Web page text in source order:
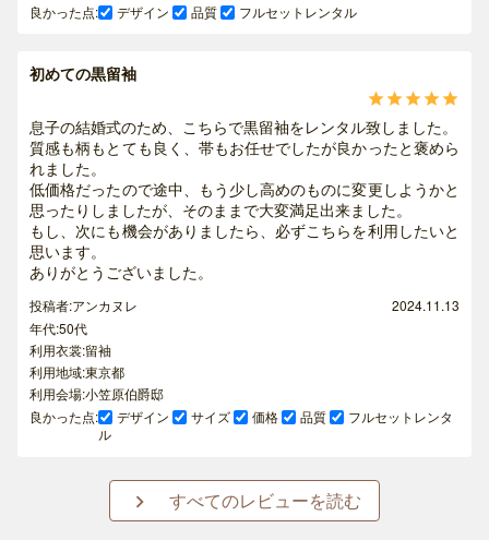
良かった点:
デザイン 品質 フルセットレンタル
初めての黒留袖

息子の結婚式のため、こちらで黒留袖をレンタル致しました。
質感も柄もとても良く、帯もお任せでしたが良かったと褒めら
れました。
低価格だったので途中、もう少し高めのものに変更しようかと
思ったりしましたが、そのままで大変満足出来ました。
もし、次にも機会がありましたら、必ずこちらを利用したいと
思います。
ありがとうございました。
投稿者:アンカヌレ
2024.11.13
年代:50代
利用衣裳:留袖
利用地域:東京都
利用会場:小笠原伯爵邸
良かった点:
デザイン サイズ 価格 品質
フルセットレンタ
ル
 すべてのレビューを読む